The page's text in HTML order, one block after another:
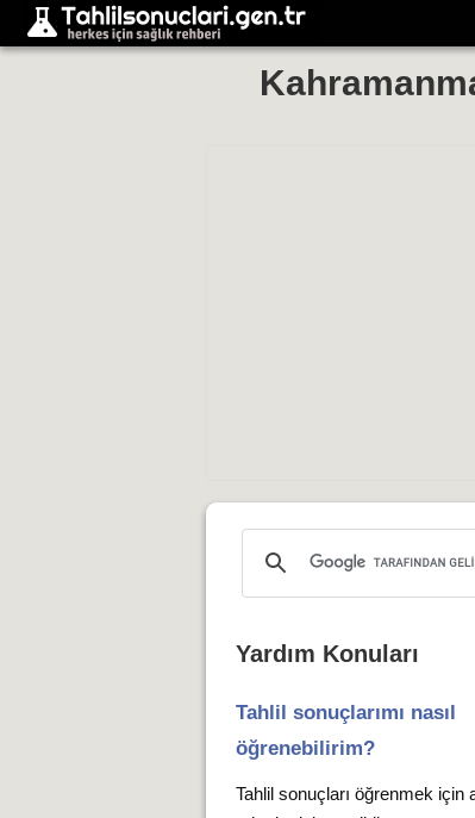
Yardım Konuları
Tahlil sonuçlarımı nasıl
öğrenebilirim?
Tahlil sonuçları öğrenmek için